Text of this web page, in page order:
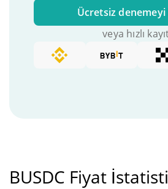
Ücretsiz
veya hızlı
BUSDC Fiyat